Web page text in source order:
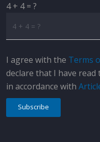
4 + 4 = ?
I agree with the Terms
declare that I have
in accordance with
Subscribe